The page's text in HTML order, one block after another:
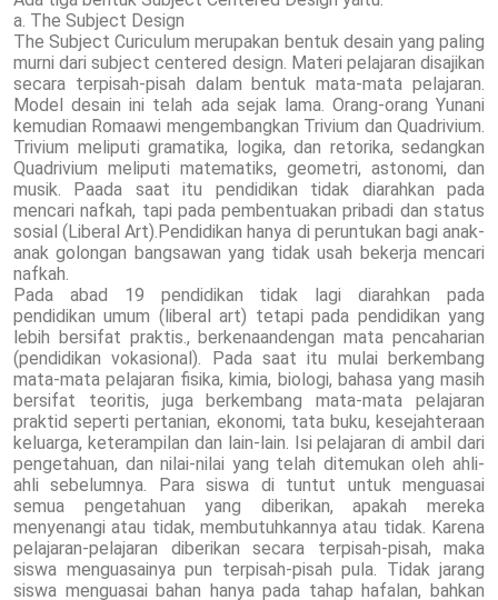
a. The Subject Design
The Subject Curiculum merupakan bentuk desain yang paling
murni dari subject centered design. Materi pelajaran disajikan
secara terpisah-pisah dalam bentuk mata-mata pelajaran.
Model desain ini telah ada sejak lama. Orang-orang Yunani
kemudian Romaawi mengembangkan Trivium dan Quadrivium.
Trivium meliputi gramatika, logika, dan retorika, sedangkan
Quadrivium meliputi matematiks, geometri, astonomi, dan
musik. Paada saat itu pendidikan tidak diarahkan pada
mencari nafkah, tapi pada pembentuakan pribadi dan status
sosial (Liberal Art).Pendidikan hanya di peruntukan bagi anak-
anak golongan bangsawan yang tidak usah bekerja mencari
nafkah.
Pada abad 19 pendidikan tidak lagi diarahkan pada
pendidikan umum (liberal art) tetapi pada pendidikan yang
lebih bersifat praktis., berkenaandengan mata pencaharian
(pendidikan vokasional). Pada saat itu mulai berkembang
mata-mata pelajaran fisika, kimia, biologi, bahasa yang masih
bersifat teoritis, juga berkembang mata-mata pelajaran
praktid seperti pertanian, ekonomi, tata buku, kesejahteraan
keluarga, keterampilan dan lain-lain. Isi pelajaran di ambil dari
pengetahuan, dan nilai-nilai yang telah ditemukan oleh ahli-
ahli sebelumnya. Para siswa di tuntut untuk menguasai
semua pengetahuan yang diberikan, apakah mereka
menyenangi atau tidak, membutuhkannya atau tidak. Karena
pelajaran-pelajaran diberikan secara terpisah-pisah, maka
siswa menguasainya pun terpisah-pisah pula. Tidak jarang
siswa menguasai bahan hanya pada tahap hafalan, bahkan